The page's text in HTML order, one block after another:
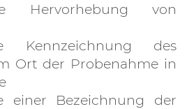
Hervorhebung von
Kennzeichnung des
Ort der Probenahme in
einer Bezeichnung der